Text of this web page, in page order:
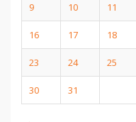
9 10 11
16 17 18
23 24 25
30 31